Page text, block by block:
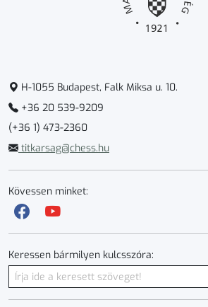
H-1055 Budapest, Falk Miksa u. 10.
+36 20 539-9209
(+36 1) 473-2360
titkarsag@chess.hu
Kövessen minket:
Keressen bármilyen kulcsszóra: